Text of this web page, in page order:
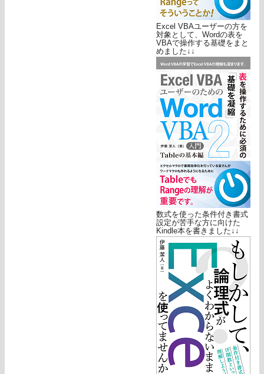
Excel VBAユーザーの方を
対象として、Wordの表を
VBAで操作する基礎をまと
めました↓↓
数式を使った条件付き書式
設定が苦手な方に向けた
Kindle本を書きました↓↓